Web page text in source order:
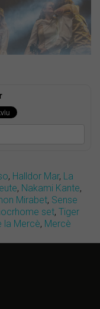
, Halldor Mar, La
, Nakami Kante,
Mirabet, Sense
set, Tiger
la Mercè, Mercè